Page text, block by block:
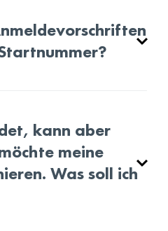
kann aber
meine
Was soll ich